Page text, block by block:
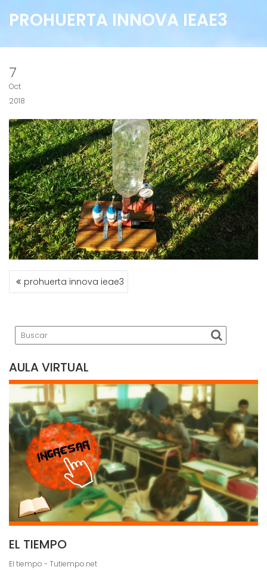
PROHUERTA INNOVA IEAE3
7
Oct
2018
NAVEGACIÓN
DEprohuerta innova ieae3
AULA VIRTUAL
EL TIEMPO
El tiempo - Tutiempo.net